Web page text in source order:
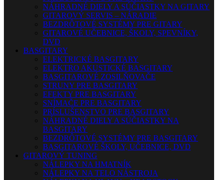
NÁHRADNÉ DIELY A SÚČIASTKY NA GITARY
GITAROVÝ SERVIS – NÁRADIE
BEZDRÔTOVÉ SYSTÉMY PRE GITARY
GITAROVÉ UČEBNICE, ŠKOLY, SPEVNÍKY,
DVD
BASGITARY
ELEKTRICKÉ BASGITARY
ELEKTRO AKUSTICKÉ BASGITARY
BASGITAROVÉ ZOSILŇOVAČE
STRUNY PRE BASGITARY
EFEKTY PRE BASGITARY
SNÍMAČE PRE BASGITARY
PRÍSLUŠENSTVO PRE BASGITARY
NÁHRADNÉ DIELY A SÚČIASTKY NA
BASGITARY
BEZDRÔTOVÉ SYSTÉMY PRE BASGITARY
BASGITAROVÉ ŠKOLY, UČEBNICE, DVD
GITAROVÝ TUNING
NÁLEPKY NA HMATNÍK
NÁLEPKY NA TELO NÁSTROJA